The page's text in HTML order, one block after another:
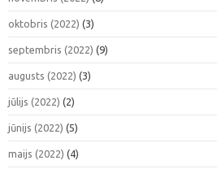
oktobris (2022) (3)
septembris (2022) (9)
augusts (2022) (3)
jūlijs (2022) (2)
jūnijs (2022) (5)
maijs (2022) (4)